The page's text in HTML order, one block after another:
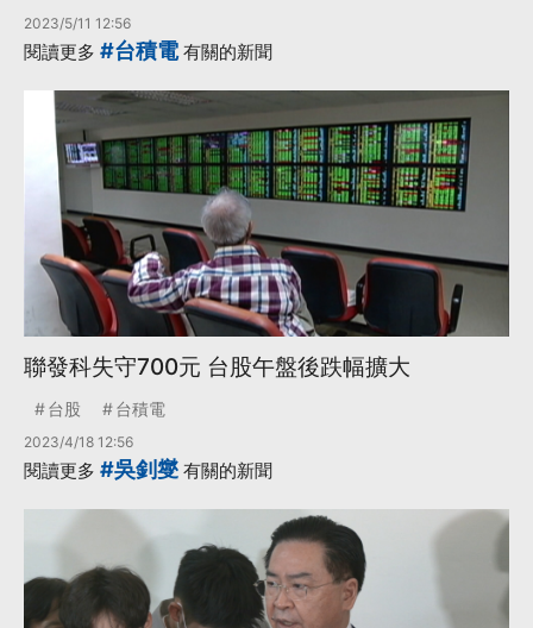
2023/5/11 12:56
閱讀更多 #台積電有關的新聞
聯發科失守700元 台股午盤後跌幅擴大
台股 台積電
2023/4/18 12:56
閱讀更多 #吳釗燮 有關的新聞